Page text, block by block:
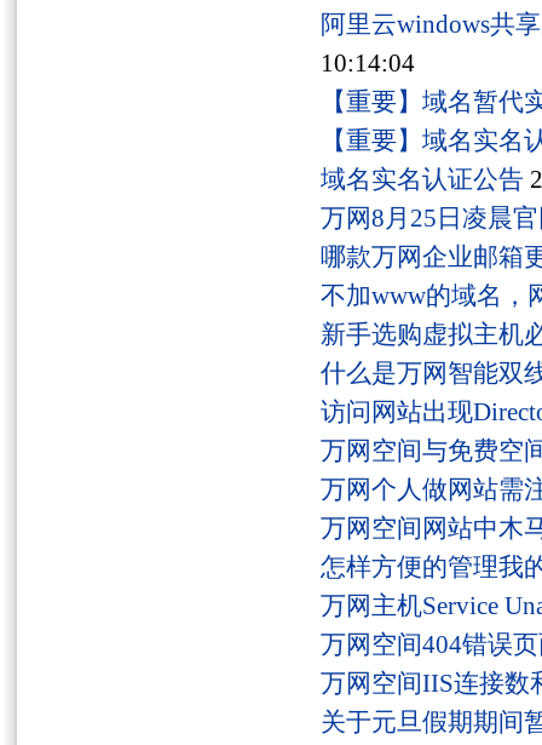
阿里云windows共
10:14:04
【重要】域名暂代
【重要】域名实名
域名实名认证公告
万网8月25日凌晨
哪款万网企业邮箱
不加www的域名，
新手选购虚拟主机
什么是万网智能双
访问网站出现
万网空间与免费空
万网个人做网站需
万网空间网站中木
怎样方便的管理我
万网主机Service
万网空间404错误
万网空间IIS连接数
关于元旦假期期间